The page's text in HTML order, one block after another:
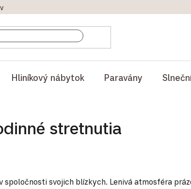
Hliníkový nábytok Paravány
stretnutia
svojich blízkych. Lenivá atmosféra